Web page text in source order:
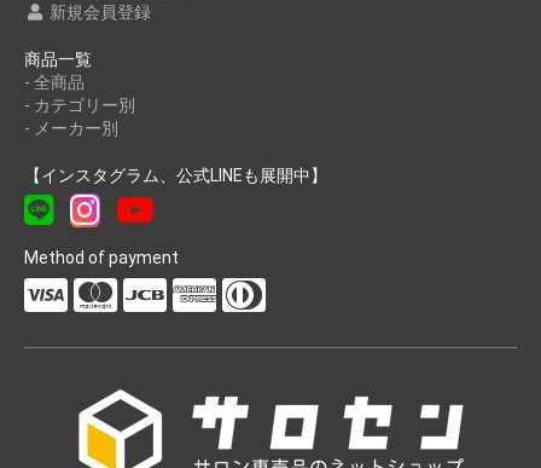
新規会員登録
商品一覧
- 全商品
- カテゴリー別
- メーカー別
【インスタグラム、公式LINEも展開中】
Method of payment